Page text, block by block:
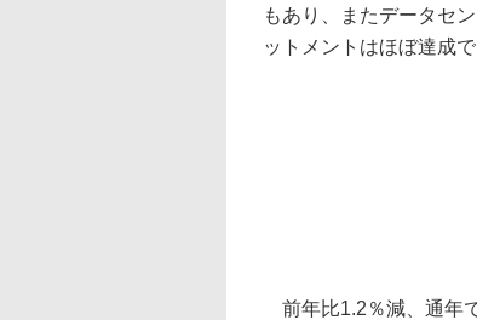
もあり、またデータセ
ットメントはほぼ達成
前年比1.2％減、通年